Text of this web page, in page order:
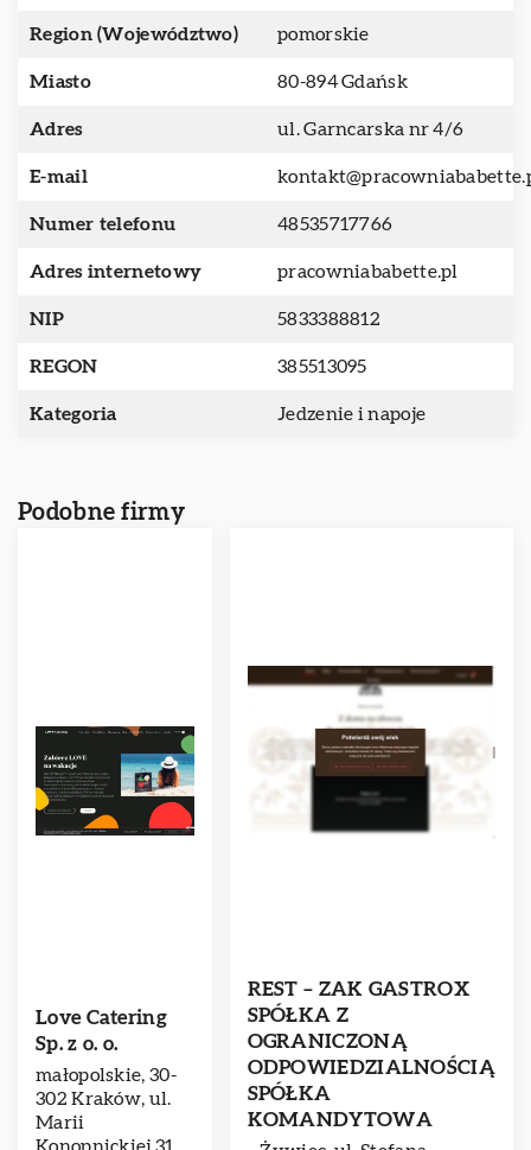
Region (Województwo) pomorskie
Miasto 80-894 Gdańsk
Adres ul. Garncarska nr 4/6
E-mail
Numer telefonu 48535717766
Adres internetowy pracowniababette.pl
NIP 5833388812
REGON 385513095
Kategoria Jedzenie i napoje
Podobne firmy
Love Catering
Sp. z o. o.
małopolskie, 30-
302 Kraków, ul.
Marii
REST – ZAK GASTROX
SPÓŁKA Z
OGRANICZONĄ
ODPOWIEDZIALNOŚCIĄ
SPÓŁKA
KOMANDYTOWA